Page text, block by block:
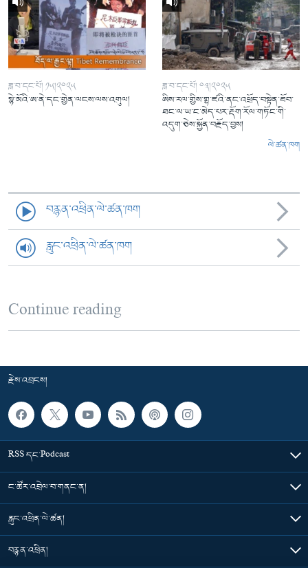
ཟླ་བ་དང་པོ། ༡༥།༢༠༢༥
སྙེ་མོའི་ཨ་ནེ་དང་གྱེན་ལངས་ལས་འགུལ།
ཟླ་བ་དང་པོ། ༠༣།༢༠༢༥
ཨིས་རལ་གྱིས་གྷ་ཛའི་ནང་འཕྲོད་བསྟེན་ཐོབ་
ཐང་ལ་ཡ་ང་མེད་པར་རྡོག་རོལ་གཏོང་གི་
འདུག་ཅེས་སྐྱོན་བརྗོད་བྱས།
ལེ་ཚན་ཁག
བརྙན་འཕྲིན་ལེ་ཚན་ཁག
རླུང་འཕྲིན་ལེ་ཚན་ཁག
Continue reading
རྗེས་འབྲངས།
RSS དང་Podcast
ང་ཚོར་འབྲེལ་བ་གནང་ན།
རླུང་འཕྲིན་ལེ་ཚན།
བརྙན་འཕྲིན།